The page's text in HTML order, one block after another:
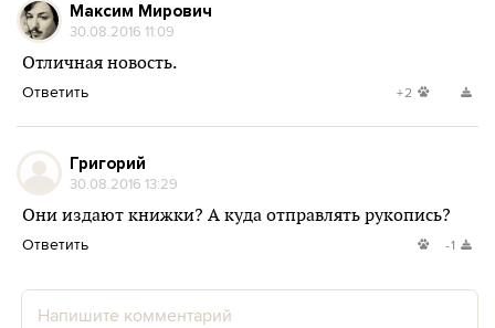
Максим Мирович
30.08.2016 11:09
Отличная новость.
Ответить +2
Григорий
30.08.2016 13:29
Они издают книжки? А куда отправлять рукопись?
Ответить -1